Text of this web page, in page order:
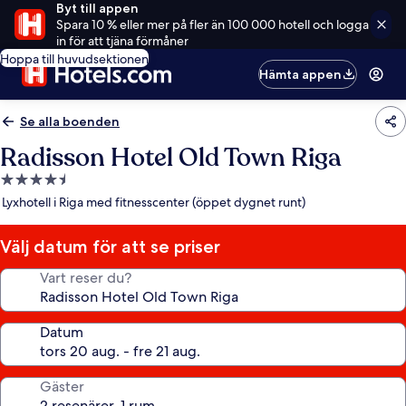
Byt till appen
Spara 10 % eller mer på fler än 100 000 hotell och logga
in för att tjäna förmåner
Hoppa till huvudsektionen
Hämta appen
Se alla boenden
Radisson Hotel Old Town Riga
4.5-
stjärnigt
Lyxhotell i Riga med fitnesscenter (öppet dygnet runt)
Välj datum för att se priser
Vart reser du?
Datum
Gäster